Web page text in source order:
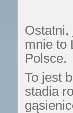
Ostatni,
mnie to
Polsce.
To jest
stadia